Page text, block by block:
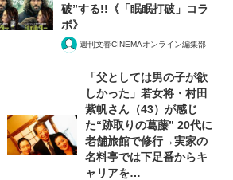
破”する!!《「眠眠打破」コラ
ボ》
週刊文春CINEMAオンライン編集部
「父としては男の子が欲
しかった」若女将・村田
紫帆さん（43）が感じ
た“跡取りの葛藤” 20代に
老舗旅館で修行→実家の
名料亭では下足番からキ
ャリアを…